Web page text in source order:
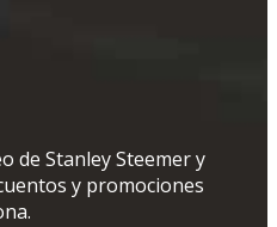
de Stanley Steemer y
y promociones